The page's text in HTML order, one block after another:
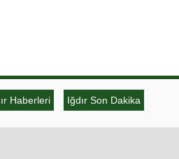
Haberleri Iğdır Son Dakika